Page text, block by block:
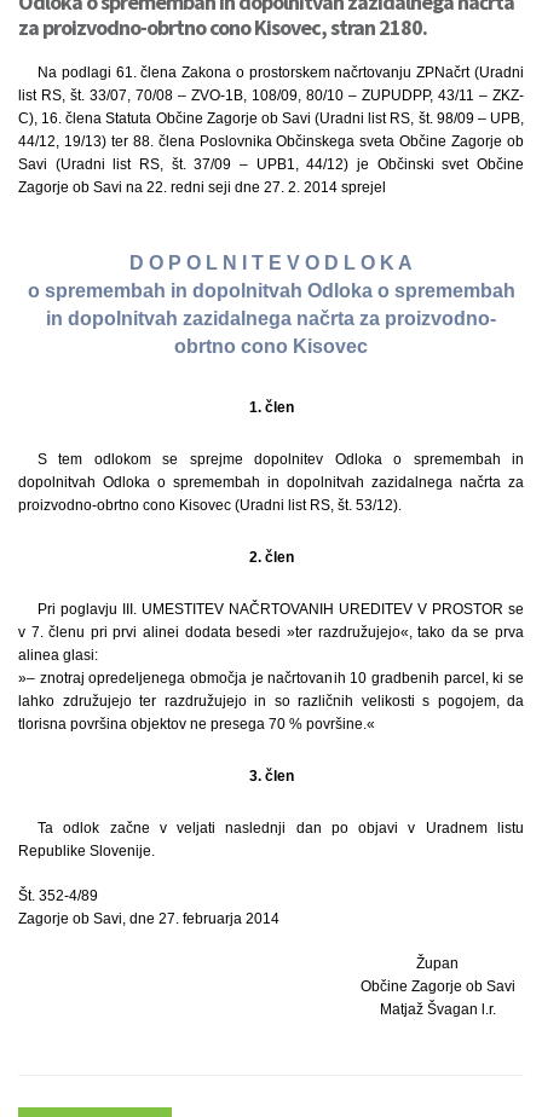
za proizvodno-obrtno cono Kisovec, stran 2180.
Na podlagi 61. člena Zakona o prostorskem načrtovanju ZPNačrt (Uradni
list RS, št. 33/07, 70/08 – ZVO-1B, 108/09, 80/10 – ZUPUDPP, 43/11 – ZKZ-
C), 16. člena Statuta Občine Zagorje ob Savi (Uradni list RS, št. 98/09 – UPB,
44/12, 19/13) ter 88. člena Poslovnika Občinskega sveta Občine Zagorje ob
Savi (Uradni list RS, št. 37/09 – UPB1, 44/12) je Občinski svet Občine
Zagorje ob Savi na 22. redni seji dne 27. 2. 2014 sprejel
D O P O L N I T E V O D L O K A
o spremembah in dopolnitvah Odloka o spremembah
in dopolnitvah zazidalnega načrta za proizvodno-
obrtno cono Kisovec
1. člen
S tem odlokom se sprejme dopolnitev Odloka o spremembah in
dopolnitvah Odloka o spremembah in dopolnitvah zazidalnega načrta za
proizvodno-obrtno cono Kisovec (Uradni list RS, št. 53/12).
2. člen
Pri poglavju III. UMESTITEV NAČRTOVANIH UREDITEV V PROSTOR se
v 7. členu pri prvi alinei dodata besedi »ter razdružujejo«, tako da se prva
alinea glasi:
»– znotraj opredeljenega območja je načrtovanih 10 gradbenih parcel, ki se
lahko združujejo ter razdružujejo in so različnih velikosti s pogojem, da
tlorisna površina objektov ne presega 70 % površine.«
3. člen
Ta odlok začne v veljati naslednji dan po objavi v Uradnem listu
Republike Slovenije.
Št. 352-4/89
Zagorje ob Savi, dne 27. februarja 2014
Župan
Občine Zagorje ob Savi
Matjaž Švagan l.r.